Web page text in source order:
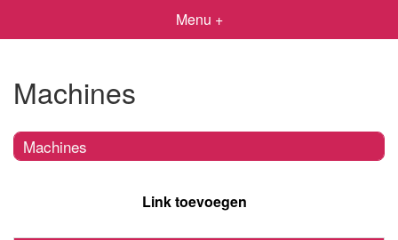
Menu +
Machines
Machines
Link toevoegen